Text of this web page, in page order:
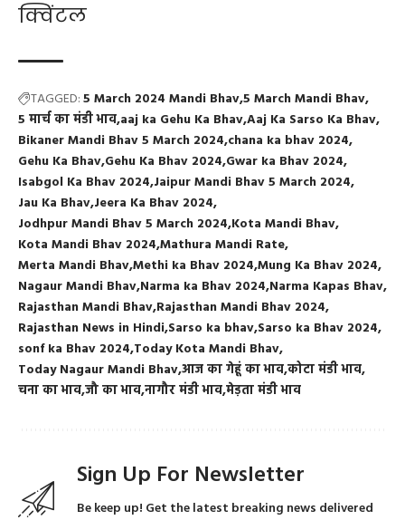
क्विंटल
TAGGED:5 March 2024 Mandi Bhav5 March Mandi Bhav
5 मार्च का मंडी भाव aaj ka Gehu Ka BhavAaj Ka Sarso Ka Bhav
Bikaner Mandi Bhav 5 March 2024 chana ka bhav 2024
Gehu Ka Bhav Gehu Ka Bhav 2024 Gwar ka Bhav 2024
Isabgol Ka Bhav 2024 Jaipur Mandi Bhav 5 March 2024
Jau Ka Bhav Jeera Ka Bhav 2024
Jodhpur Mandi Bhav 5 March 2024 Kota Mandi Bhav
Kota Mandi Bhav 2024 Mathura Mandi Rate
Merta Mandi BhavMethi ka Bhav 2024 Mung Ka Bhav 2024
Nagaur Mandi Bhav Narma ka Bhav 2024 Narma Kapas Bhav
Rajasthan Mandi Bhav Rajasthan Mandi Bhav 2024
Rajasthan News in Hindi Sarso ka bhav Sarso ka Bhav 2024
sonf ka Bhav 2024 Today Kota Mandi Bhav
Today Nagaur Mandi Bhavआज का गेहूं का भावकोटा मंडी भाव
चना का भावजौ का भावनागौर मंडी भावमेड़ता मंडी भाव
Sign Up For Newsletter
Be keep up! Get the latest breaking news delivered